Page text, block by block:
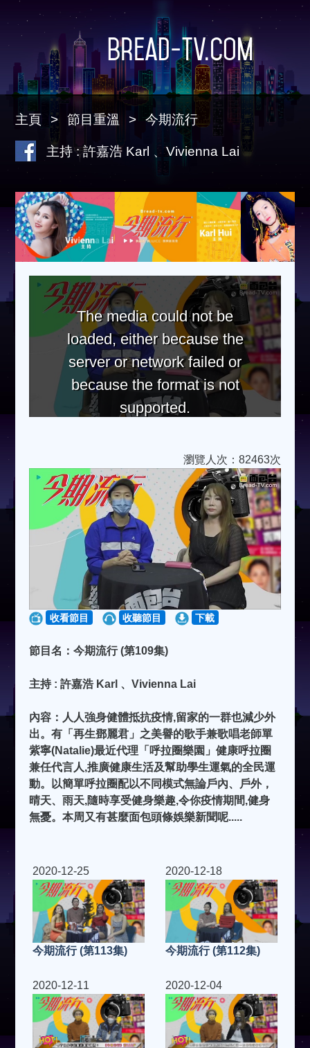
Bread-TV.com
主頁 節目重溫 今期流行
主持 : 許嘉浩 Karl 、Vivienna Lai
The media could not be
loaded, either because the
server or network failed or
because the format is not
supported.
瀏覽人次：82463次
收看節目 收聽節目 下載
節目名：今期流行 (第109集)
主持 : 許嘉浩 Karl 、Vivienna Lai
內容：人人強身健體抵抗疫情,留家的一群也減少外
出。有「再生鄧麗君」之美譽的歌手兼歌唱老師單
紫寧(Natalie)最近代理「呼拉圈樂園」健康呼拉圈
兼任代言人,推廣健康生活及幫助學生運氣的全民運
動。以簡單呼拉圈配以不同模式無論戶內、戶外，
晴天、雨天,隨時享受健身樂趣,令你疫情期間,健身
無憂。本周又有甚麼面包頭條娛樂新聞呢.....
2020-12-25
今期流行 (第113集)
2020-12-18
今期流行 (第112集)
2020-12-11 2020-12-04